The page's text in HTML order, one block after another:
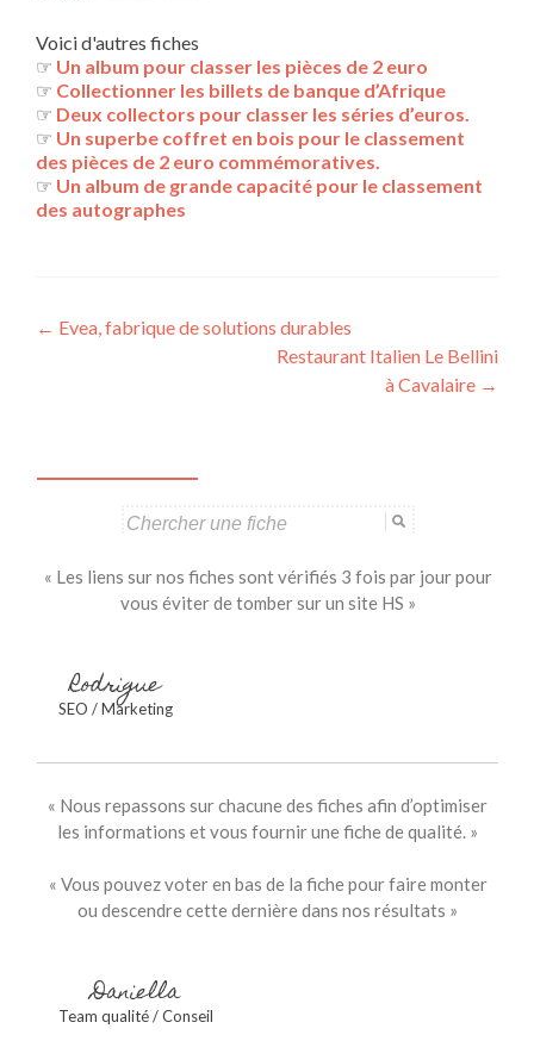
Voici d'autres fiches
☞ Un album pour classer les pièces de 2 euro
☞ Collectionner les billets de banque d’Afrique
☞ Deux collectors pour classer les séries d’euros.
☞ Un superbe coffret en bois pour le classement
des pièces de 2 euro commémoratives.
☞ Un album de grande capacité pour le classement
des autographes
Navigation
← Evea, fabrique de solutions durables
Restaurant Italien Le Bellini
à Cavalaire →
« Les liens sur nos fiches sont vérifiés 3 fois par jour pour
vous éviter de tomber sur un site HS »
Rodrigue
SEO / Marketing
« Nous repassons sur chacune des fiches afin d’optimiser
les informations et vous fournir une fiche de qualité. »
« Vous pouvez voter en bas de la fiche pour faire monter
ou descendre cette dernière dans nos résultats »
Daniella
Team qualité / Conseil